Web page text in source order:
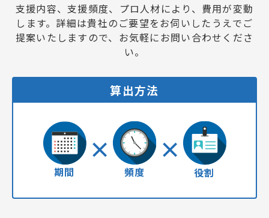
支援内容、支援頻度、プロ人材により、費用が変動
します。 詳細は貴社のご要望をお伺いしたうえでご
提案いたしますので、お気軽にお問い合わせくださ
い。
算出方法
期間 頻度 役割